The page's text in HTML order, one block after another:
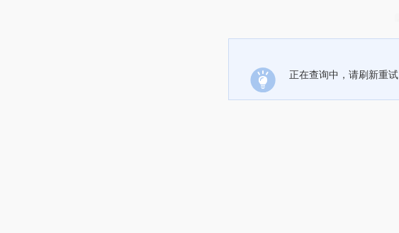
正在查询中，请刷新重试